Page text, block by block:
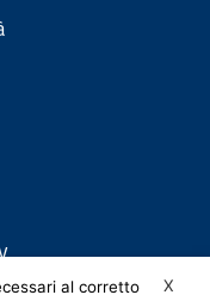
X
al corretto